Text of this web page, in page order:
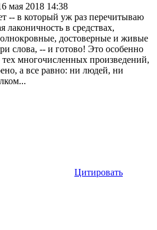
мая 2018 14:38
-- в который уж раз перечитываю
лаконичность в средствах,
достоверные и живые
слова, -- и готово! Это особенно
тех многочисленных произведений,
а все равно: ни людей, ни
Цитировать